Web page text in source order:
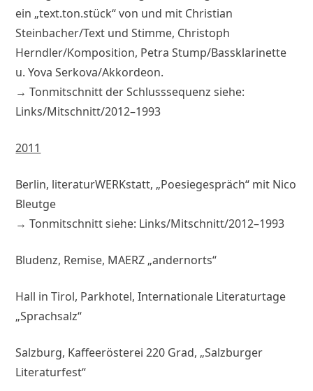
ein „text.ton.stück“ von und mit Christian
Steinbacher/Text und Stimme, Christoph
Herndler/Komposition, Petra Stump/Bassklarinette
u. Yova Serkova/Akkordeon.
→ Tonmitschnitt der Schlusssequenz siehe:
Links/Mitschnitt/2012–1993
2011
Berlin, literaturWERKstatt, „Poesiegespräch“ mit Nico
Bleutge
→ Tonmitschnitt siehe: Links/Mitschnitt/2012–1993
Bludenz, Remise, MAERZ „andernorts“
Hall in Tirol, Parkhotel, Internationale Literaturtage
„Sprachsalz“
Salzburg, Kaffeerösterei 220 Grad, „Salzburger
Literaturfest“